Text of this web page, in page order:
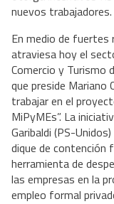
nuevos trabajadores.
En medio de fuertes
atraviesa hoy el
Comercio y Turismo
que preside Mariano
trabajar en el
MiPyMEs”. La
Garibaldi (PS-
dique de contención
herramienta de
las empresas en la
empleo formal